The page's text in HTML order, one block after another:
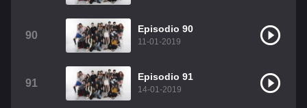
90
Episodio 90
11-01-2019
91
Episodio 91
14-01-2019